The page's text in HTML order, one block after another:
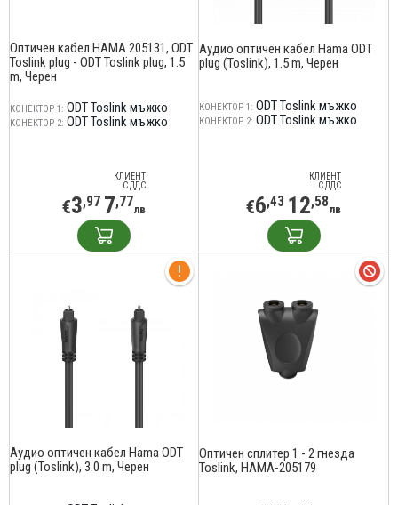
Оптичен кабел HAMA 205131, ODT
Toslink plug - ODT Toslink plug, 1.5
m, Черен
КОНЕКТОР 1: ODT Toslink мъжко
КОНЕКТОР 2: ODT Toslink мъжко
КЛИЕНТ
С ДДС
€3,97 7,77лв
Аудио оптичен кабел Hama ODT
plug (Toslink), 1.5 m, Черен
КОНЕКТОР 1: ODT Toslink мъжко
КОНЕКТОР 2: ODT Toslink мъжко
КЛИЕНТ
С ДДС
€6,43 12,58лв
Аудио оптичен кабел Hama ODT
plug (Toslink), 3.0 m, Черен
Оптичен сплитер 1 - 2 гнезда
Toslink, HAMA-205179